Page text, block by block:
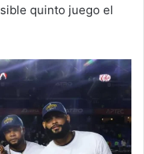
quinto juego el